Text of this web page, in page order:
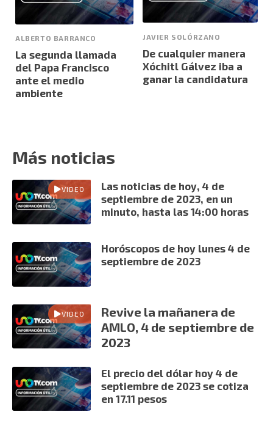
ALBERTO BARRANCO
La segunda llamada
del Papa Francisco
ante el medio
ambiente
JAVIER SOLÓRZANO
De cualquier manera
Xóchitl Gálvez iba a
ganar la candidatura
Más noticias
VIDEO
Las noticias de hoy, 4 de
septiembre de 2023, en un
minuto, hasta las 14:00 horas
Horóscopos de hoy lunes 4 de
septiembre de 2023
VIDEO
Revive la mañanera de
AMLO, 4 de septiembre de
2023
El precio del dólar hoy 4 de
septiembre de 2023 se cotiza
en 17.11 pesos